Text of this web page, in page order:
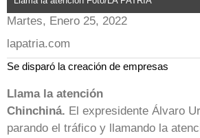
Martes, Enero 25, 2022
lapatria.com
Se disparó la creación de empresas
Llama la atención
Chinchiná. El expresidente Álvaro
parando el tráfico y llamando la